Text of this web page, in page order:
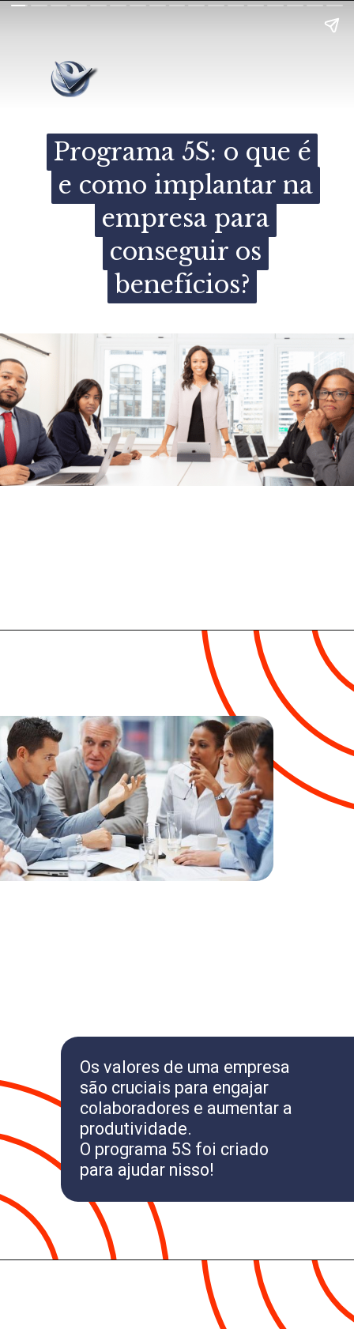
Programa 5S: o que é
e como implantar na
empresa para
conseguir os
benefícios?
Programa 5S: o que é
e como implantar na
empresa para
conseguir os
benefícios?
Os valores de uma empresa
são cruciais para engajar
colaboradores e aumentar a
produtividade.
O programa 5S foi criado
para ajudar nisso!